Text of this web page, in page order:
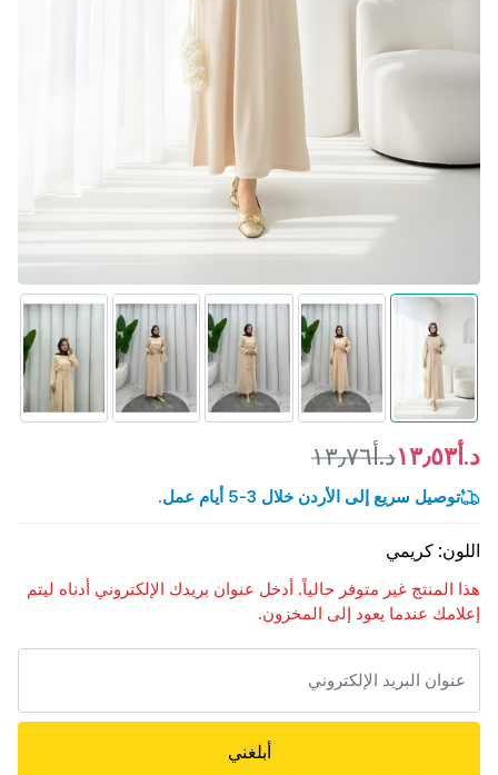
د.أ١٣٫٥٣ د.أ١٣٫٧٦
توصيل سريع إلى الأردن خلال 3-5 أيام عمل.
اللون: كريمي
هذا المنتج غير متوفر حالياً. أدخل عنوان بريدك الإلكتروني أدناه ليتم
إعلامك عندما يعود إلى المخزون.
أبلغني